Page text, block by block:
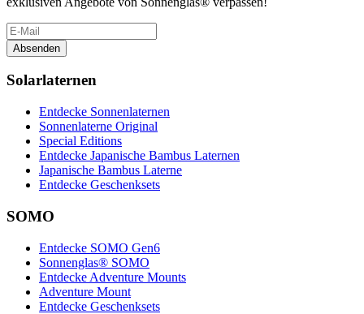
Absenden
Solarlaternen
Entdecke Sonnenlaternen
Sonnenlaterne Original
Special Editions
Entdecke Japanische Bambus Laternen
Japanische Bambus Laterne
Entdecke Geschenksets
SOMO
Entdecke SOMO Gen6
Sonnenglas® SOMO
Entdecke Adventure Mounts
Adventure Mount
Entdecke Geschenksets